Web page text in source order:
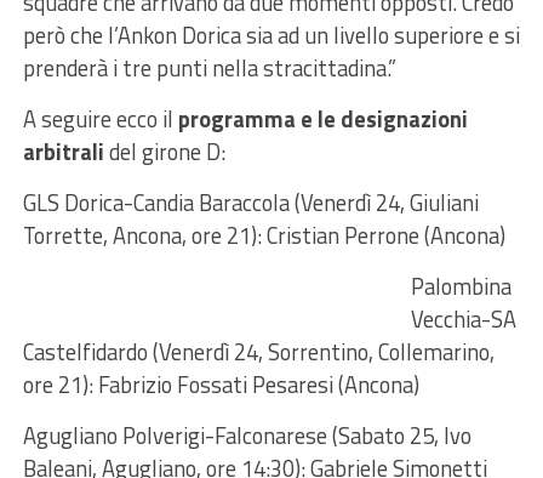
però che l’Ankon Dorica sia ad un livello superiore e si
prenderà i tre punti nella stracittadina.”
A seguire ecco il programma e le designazioni
arbitralidel girone D:
GLS Dorica-Candia Baraccola (Venerdì 24, Giuliani
Torrette, Ancona, ore 21): Cristian Perrone (Ancona)
Palombina
Vecchia-SA
Castelfidardo (Venerdì 24, Sorrentino, Collemarino,
ore 21): Fabrizio Fossati Pesaresi (Ancona)
Agugliano Polverigi-Falconarese (Sabato 25, Ivo
Baleani, Agugliano, ore 14:30): Gabriele Simonetti